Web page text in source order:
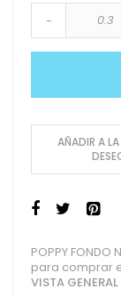
-
AÑADIR A
POPPY FONDO
para comprar
VISTA GENERAL